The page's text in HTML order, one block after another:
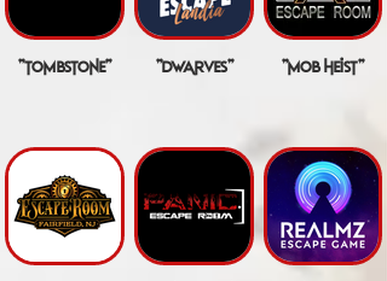
"tombstone" "dwarves" "mob heist"